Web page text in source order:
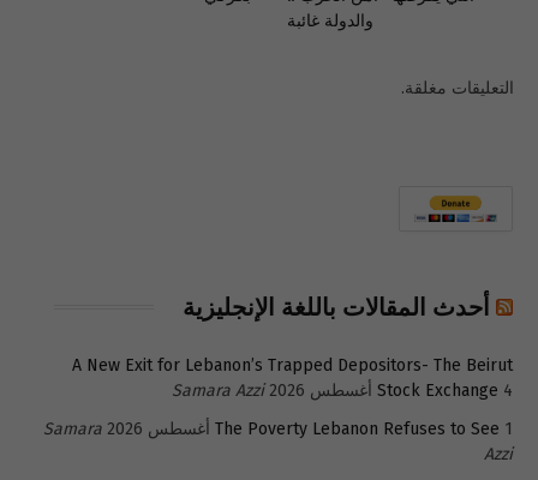
والدولة غائبة
التعليقات مغلقة.
أحدث المقالات باللغة الإنجليزية
A New Exit for Lebanon’s Trapped Depositors- The Beirut
Stock Exchange 4 أغسطس 2026
Samara Azzi
The Poverty Lebanon Refuses to See 1 أغسطس 2026
Samara
Azzi